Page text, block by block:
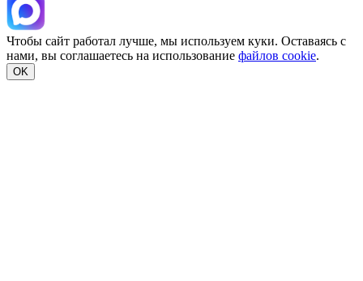
Чтобы сайт работал лучше, мы используем куки. Оставаясь с
нами, вы соглашаетесь на использование файлов cookie.
OK